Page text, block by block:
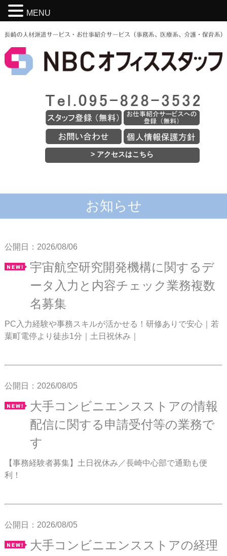
> アクセスはこちら
お知らせ
公開日：2026/08/06
宇宙航空研究開発機構に関するデ
ータ入力と内容チェック業務複数
名募集
PC入力経験や事務スキルが活かせる！研修ありで安心｜若
葉町電停より徒歩1分｜土日祝休み｜
公開日：2026/08/05
大手コンビニエンスストアの情報
配信に関する申請受付等の業務で
す
【事務経験者募集】土日祝休み／長崎中心部で通勤も便
利！
公開日：2026/08/05
大手コンビニエンスストアの経理
MENU